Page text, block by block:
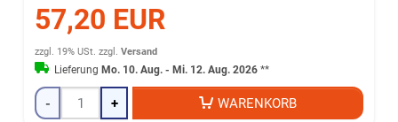
57,20 EUR
zzgl. 19% USt. zzgl.Versand
Lieferung Mo. 10. Aug. - Mi. 12. Aug. 2026 **
- + WARENKORB